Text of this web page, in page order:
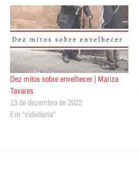
Dez mitos sobre envelhecer | Mariza
Tavares
13 de dezembro de 2022
Em "cidadania"